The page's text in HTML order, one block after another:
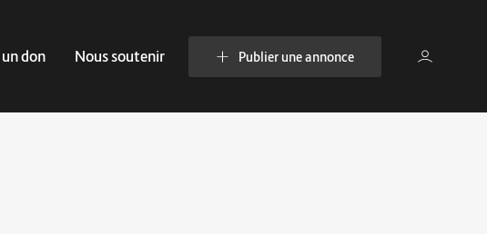
don Nous soutenir Publier une annonce